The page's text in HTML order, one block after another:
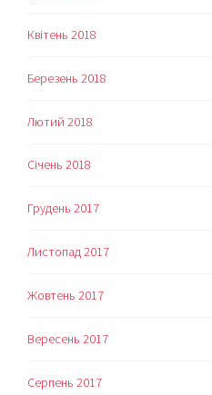
Квітень 2018
Березень 2018
Лютий 2018
Січень 2018
Грудень 2017
Листопад 2017
Жовтень 2017
Вересень 2017
Серпень 2017